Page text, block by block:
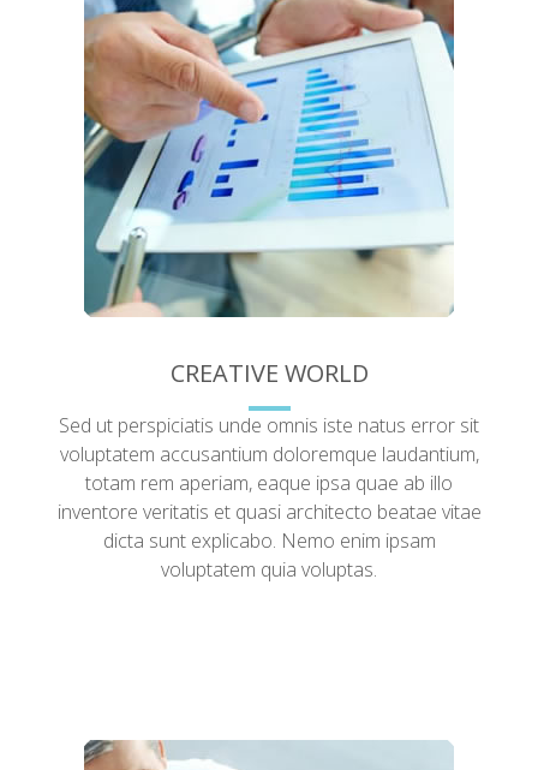
CREATIVE WORLD
Sed ut perspiciatis unde omnis iste natus error sit
voluptatem accusantium doloremque laudantium,
totam rem aperiam, eaque ipsa quae ab illo
inventore veritatis et quasi architecto beatae vitae
dicta sunt explicabo. Nemo enim ipsam
voluptatem quia voluptas.